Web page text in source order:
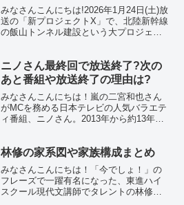
みなさんこんにちは!2026年1月24日(土)放
送の「新プロジェクトX」で、北陸新幹線
の飯山トンネル建設という大プロジェク
JRTT(鉄道・運輸機構)の元副理事長とし
て、日...
ニノさん最終回で放送終了?次の
あと番組や放送終了の理由は?
みなさんこんにちは！嵐の二宮和也さん
がMCを務める日本テレビの人気バラエテ
ィ番組、ニノさん。2013年から約13年間
ァミリーと豪華ゲストが繰り広げるゆる
林修の家系図や家族構成まとめ
みなさんこんにちは！「今でしょ！」の
フレーズで一躍有名になった、東進ハイ
スクール現代文講師でタレントの林修さ